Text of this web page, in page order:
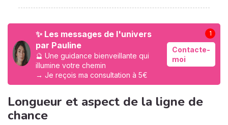
✨ Les messages de l'univers
par Pauline
🔮 Une guidance bienveillante qui
illumine votre chemin
→ Je reçois ma consultation à 5€
Contacte-
moi
1
Longueur et aspect de la ligne de
chance